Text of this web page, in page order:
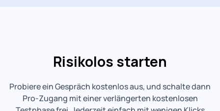
Risikolos starten
Probiere ein Gespräch kostenlos aus, und schalte dann
Pro-Zugang mit einer verlängerten kostenlosen